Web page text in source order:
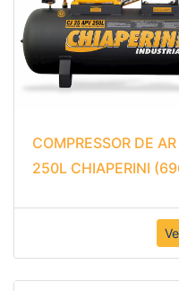
COMPRESSOR DE
250L CHIAPERINI